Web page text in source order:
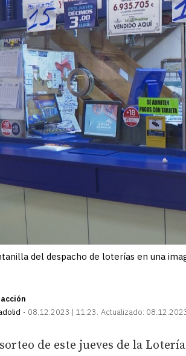
del despacho de loterías en una
08.12.2023 | 11:23 Actualizado:
de este jueves de la